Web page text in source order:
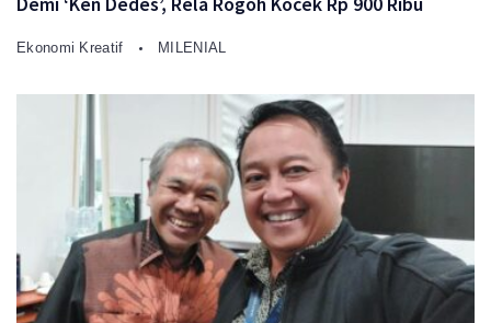
Ekonomi Kreatif MILENIAL